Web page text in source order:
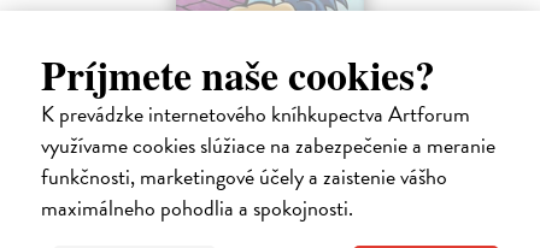
Príjmete naše cookies?
K prevádzke internetového kníhkupectva Artforum
využívame cookies slúžiace na zabezpečenie a meranie
funkčnosti, marketingové účely a zaistenie vášho
maximálneho pohodlia a spokojnosti.
Dogman 8. Larva 22
Pilkey Dav| Kniha
Dogman je späť! V ôsmej knihe dobrodružstiev svetoznámeho poliša
so psou hlavou náš hrdina čelí zlej Víle Cile, oblude Kôrovi
McStromaldovi, 22 superzúrivým psychokinetickým žubrienkam a